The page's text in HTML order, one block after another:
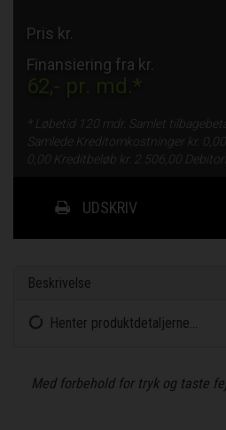
Pris kr.
Finansiering fra kr.
62,- pr. md.*
* Løbetid 120 mdr. Samlet
Samlede Kreditomkostninger kr.
0,00
0,00 Kreditbeløb kr. 2.506,00
UDSKRIV
Beskrivelse
Henter produktdetaljerne...
Med forbehold for tryk og taste